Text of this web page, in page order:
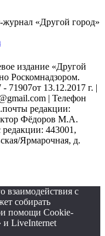
журнал «Другой город»
издание «Другой
Роскомнадзором.
13.12.2017 г. |
| Телефон
редакции:
Фёдоров М.А.
443001,
Ярмарочная, д.
взаимодействия с
собирать
помощи Cookie-
и LiveInternet